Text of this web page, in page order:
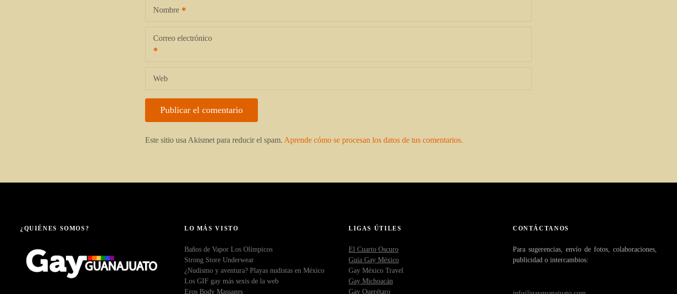
Nombre
Correo electrónico
Web
Este sitio usa Akismet para reducir el spam. Aprende cómo se procesan los datos de tus comentarios.
¿QUIÉNES SOMOS? LO MÁS VISTO
Baños de Vapor Los Olímpicos
Strong Store Underwear
¿Nudismo y aventura? Playas nudistas en México
Los GIF gay más sexis de la web
Eros Body Massages
LIGAS ÚTILES
El Cuarto Oscuro
Guía Gay México
Gay México Travel
Gay Michoacán
Gay Querétaro
CONTÁCTANOS
Para sugerencias, envío de fotos, colaboraciones,
publicidad o intercambios: